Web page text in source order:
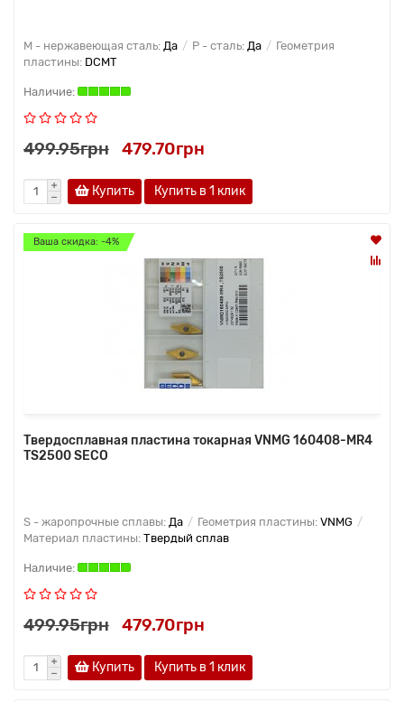
M - нержавеющая сталь: Да P - сталь: Да
Геометрия
пластины: DCMT
499.95грн 479.70грн
Купить Купить в 1 клик
Ваша скидка: -4%
Твердосплавная пластина токарная VNMG 160408-MR4
TS2500 SECO
S - жаропрочные сплавы: Да Геометрия пластины: VNMG
Материал пластины: Твердый сплав
499.95грн 479.70грн
Купить Купить в 1 клик